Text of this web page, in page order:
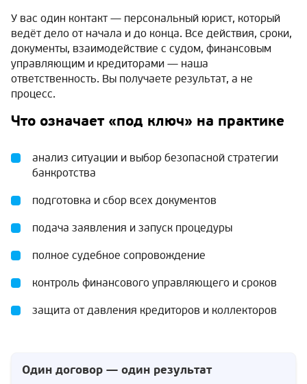
У вас один контакт — персональный юрист, который
ведёт дело от начала и до конца. Все действия, сроки,
документы, взаимодействие с судом, финансовым
управляющим и кредиторами — наша
ответственность. Вы получаете результат, а не
процесс.
Что означает «под ключ» на практике
анализ ситуации и выбор безопасной стратегии
банкротства
подготовка и сбор всех документов
подача заявления и запуск процедуры
полное судебное сопровождение
контроль финансового управляющего и сроков
защита от давления кредиторов и коллекторов
Один договор — один результат